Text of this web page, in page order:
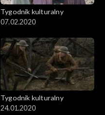
Tygodnik kulturalny
07.02.2020
Tygodnik kulturalny
24.01.2020